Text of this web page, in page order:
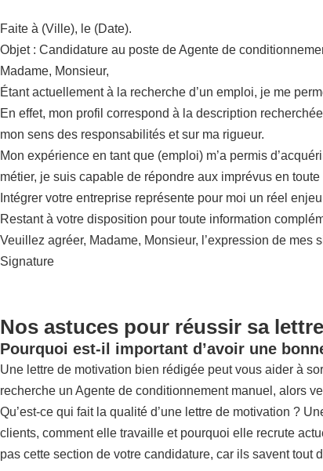
Faite à (Ville), le (Date).
Objet : Candidature au poste de Agente de
Madame, Monsieur,
Étant actuellement à la recherche d’un emploi, je me
En effet, mon profil correspond à la description
mon sens des responsabilités et sur ma rigueur.
Mon expérience en tant que (emploi) m’a permis
métier, je suis capable de répondre aux imprévus en toute
Intégrer votre entreprise représente pour moi un réel
Restant à votre disposition pour toute information
Veuillez agréer, Madame, Monsieur, l’expression de mes
Signature
Nos astuces pour réussir sa
Pourquoi est-il important d’avoir une
Une lettre de motivation bien rédigée peut vous aider à
recherche un Agente de conditionnement manuel, alors
Qu’est-ce qui fait la qualité d’une lettre de motivation ?
clients, comment elle travaille et pourquoi elle recrute
pas cette section de votre candidature, car ils savent tout